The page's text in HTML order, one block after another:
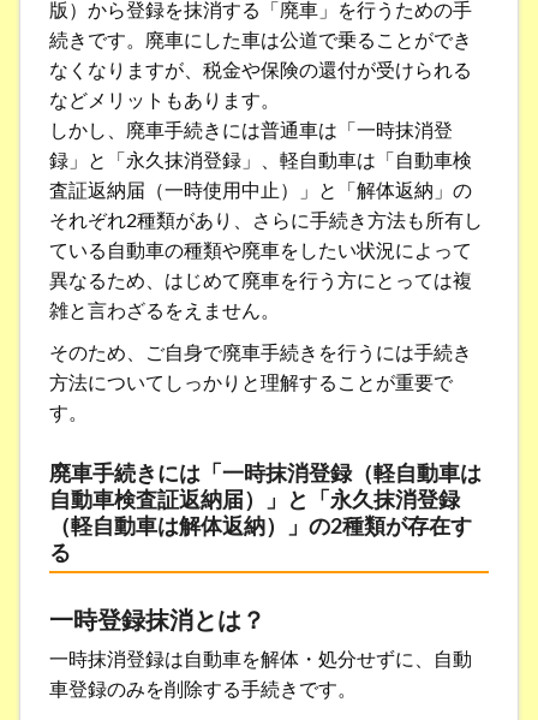
版）から登録を抹消する「廃車」を行うための手
続きです。廃車にした車は公道で乗ることができ
なくなりますが、税金や保険の還付が受けられる
などメリットもあります。
しかし、廃車手続きには普通車は「一時抹消登
録」と「永久抹消登録」、軽自動車は「自動車検
査証返納届（一時使用中止）」と「解体返納」の
それぞれ2種類があり、さらに手続き方法も所有し
ている自動車の種類や廃車をしたい状況によって
異なるため、はじめて廃車を行う方にとっては複
雑と言わざるをえません。
そのため、ご自身で廃車手続きを行うには手続き
方法についてしっかりと理解することが重要で
す。
廃車手続きには「一時抹消登録（軽自動車は
自動車検査証返納届）」と「永久抹消登録
（軽自動車は解体返納）」の2種類が存在す
る
一時登録抹消とは？
一時抹消登録は自動車を解体・処分せずに、自動
車登録のみを削除する手続きです。